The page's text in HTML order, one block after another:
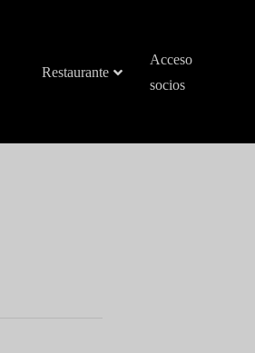
Restaurante
Acceso
socios